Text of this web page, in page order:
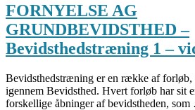
FORNYELSE AG
GRUNDBEVIDSTHED –
Bevidsthedstræning 1 –
Bevidsthedstræning er en række af
igennem Bevidsthed. Hvert forløb har sit
forskellige åbninger af bevidstheden,